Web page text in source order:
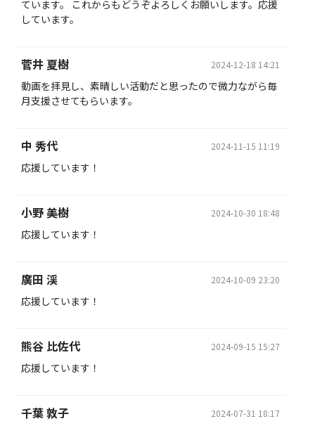
ています。 これからもどうぞよろしくお願いします。応援
しています。
菅井 夏樹 2024-12-18 14:21
動画を拝見し、素晴しい活動だと思ったので微力ながら毎
月支援させてもらいます。
中 秀代 2024-11-15 11:19
応援しています！
小野 美樹 2024-10-30 18:48
応援しています！
廣田 渓 2024-10-09 23:20
応援しています！
熊谷 比佐代 2024-09-15 15:27
応援しています！
千葉 敦子 2024-07-31 18:17